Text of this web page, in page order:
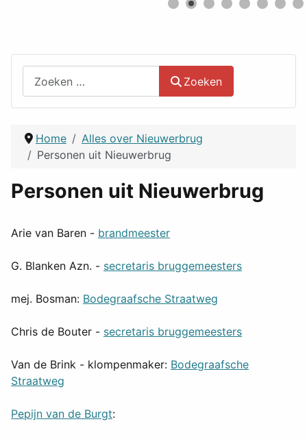
Zoeken
Home
Alles over Nieuwerbrug
Personen uit Nieuwerbrug
Personen uit Nieuwerbrug
Arie van Baren - brandmeester
G. Blanken Azn. - secretaris bruggemeesters
mej. Bosman: Bodegraafsche Straatweg
Chris de Bouter - secretaris bruggemeesters
Van de Brink - klompenmaker: Bodegraafsche
Straatweg
Pepijn van de Burgt: